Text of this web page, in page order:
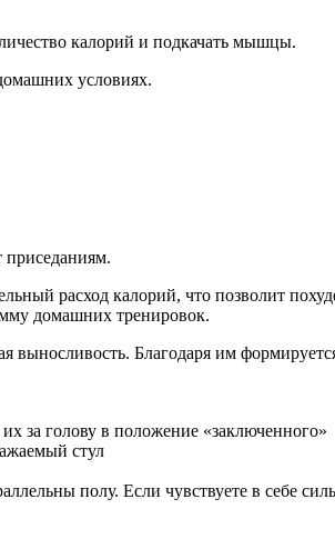
калорий и подкачать мышцы.
условиях.
приседаниям.
расход калорий, что позволит
домашних тренировок.
Благодаря им
за голову в положение «заключенного»
стул
полу. Если чувствуете в себе